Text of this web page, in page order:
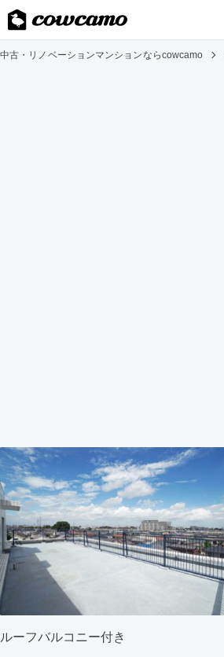
中古・リノベーションマンションならcowcamo
ルーフバルコニー付き